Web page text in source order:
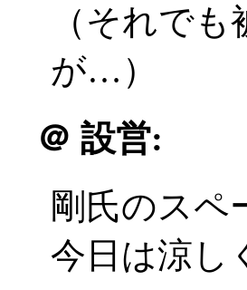
（それで
が…）
＠ 設営:
剛氏のスペ
今日は涼し